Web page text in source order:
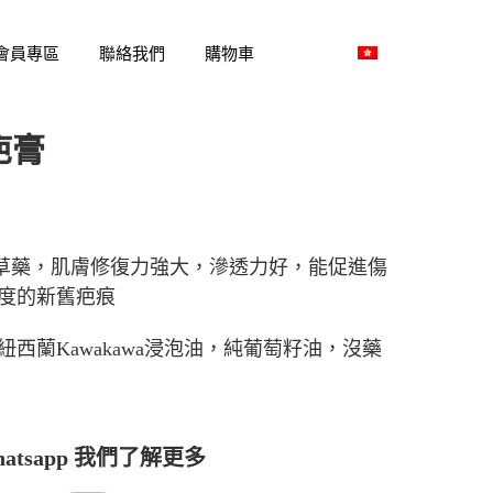
員專區 聯絡我們 購物車
膏
藥，肌膚修復力強大，滲透力好，能促進傷
的新舊疤痕
西蘭Kawakawa浸泡油，純葡萄籽油，沒藥
我們了解更多